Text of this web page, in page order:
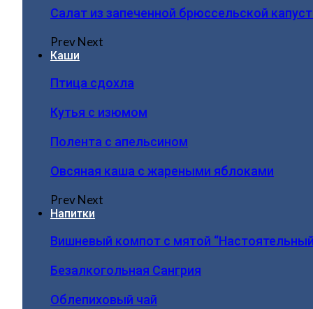
Салат из запеченной брюссельской
PrevNext
Каши
Птица сдохла
Кутья с изюмом
Полента с апельсином
Овсяная каша с жареными яблоками
PrevNext
Напитки
Вишневый компот с мятой
Безалкогольная Сангрия
Облепиховый чай